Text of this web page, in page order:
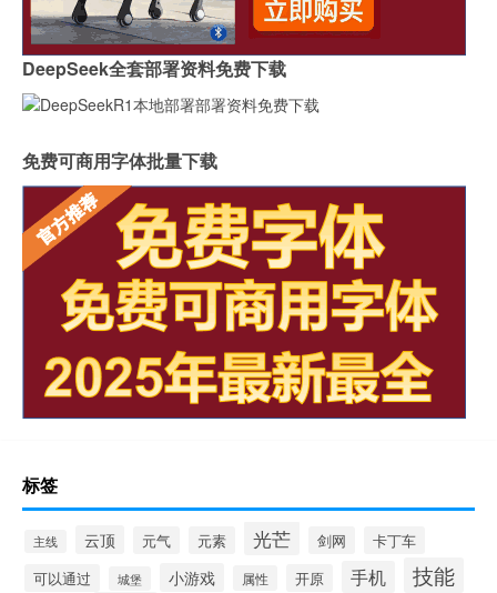
DeepSeek全套部署资料免费下载
免费可商用字体批量下载
标签
主线 云顶 元气 元素 光芒 剑网
卡丁车
可以通过
城堡 小游戏 属性 开原 手机
技能